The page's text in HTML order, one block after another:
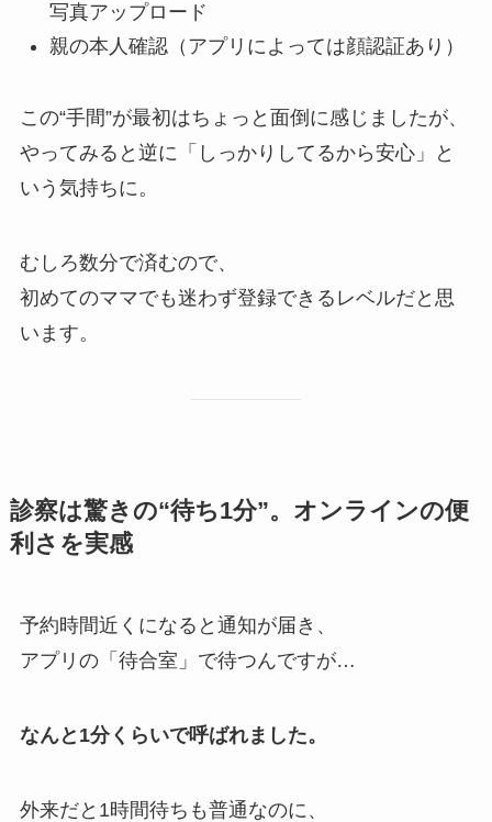
写真アップロード
親の本人確認（アプリによっては顔認証あり）
この“手間”が最初はちょっと面倒に感じましたが、
やってみると逆に「しっかりしてるから安心」と
いう気持ちに。
むしろ数分で済むので、
初めてのママでも迷わず登録できるレベルだと思
います。
診察は驚きの“待ち1分”。オンラインの便
利さを実感
予約時間近くになると通知が届き、
アプリの「待合室」で待つんですが…
なんと1分くらいで呼ばれました。
外来だと1時間待ちも普通なのに、